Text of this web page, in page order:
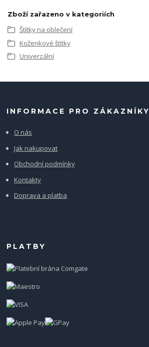
Zboží zařazeno v kategoriích
Štítky na oblečení
Koženkové štítky
Univerzální
INFORMACE PRO ZÁKAZNÍKY
O nás
Jak nakupovat
Obchodní podmínky
Kontakty
Doprava a platba
PLATBY